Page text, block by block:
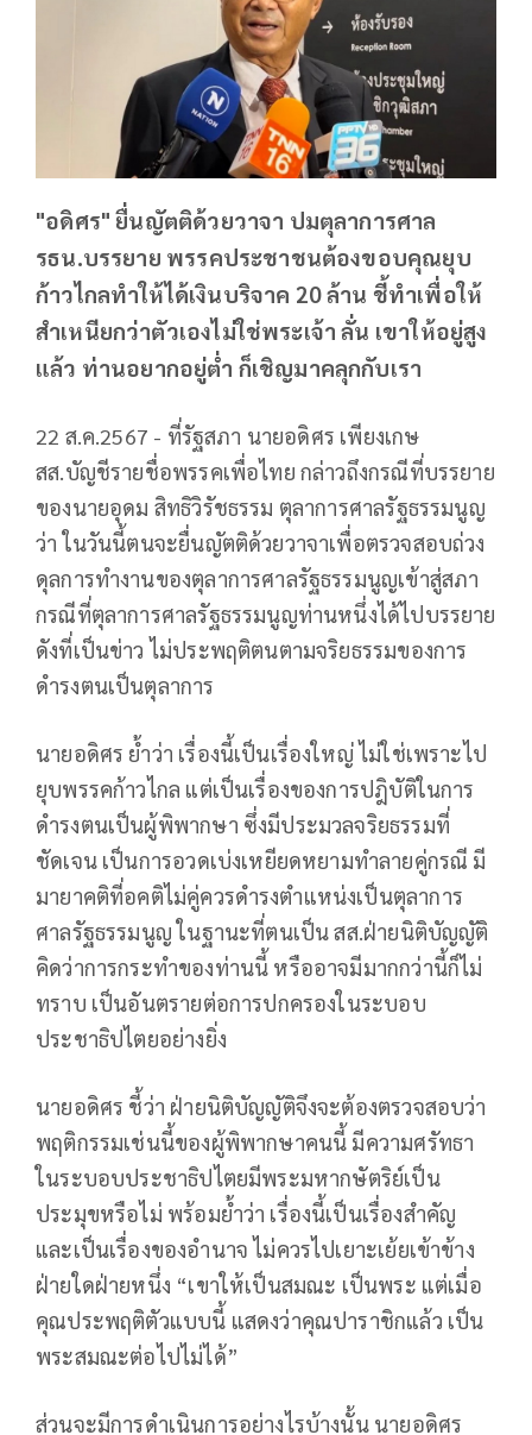
"อดิศร" ยื่นญัตติด้วยวาจา ปมตุลาการศาล
รธน.บรรยาย พรรคประชาชนต้องขอบคุณยุบ
ก้าวไกลทำให้ได้เงินบริจาค 20 ล้าน ชี้ทำเพื่อให้
สำเหนียกว่าตัวเองไม่ใช่พระเจ้า ลั่น เขาให้อยู่สูง
แล้ว ท่านอยากอยู่ต่ำ ก็เชิญมาคลุกกับเรา
22 ส.ค.2567 - ที่รัฐสภา นายอดิศร เพียงเกษ
สส.บัญชีรายชื่อพรรคเพื่อไทย กล่าวถึงกรณีที่บรรยาย
ของนายอุดม สิทธิวิรัชธรรม ตุลาการศาลรัฐธรรมนูญ
ว่า ในวันนี้ตนจะยื่นญัตติด้วยวาจาเพื่อตรวจสอบถ่วง
ดุลการทำงานของตุลาการศาลรัฐธรรมนูญเข้าสู่สภา
กรณีที่ตุลาการศาลรัฐธรรมนูญท่านหนึ่งได้ไปบรรยาย
ดังที่เป็นข่าว ไม่ประพฤติตนตามจริยธรรมของการ
ดำรงตนเป็นตุลาการ
นายอดิศร ย้ำว่า เรื่องนี้เป็นเรื่องใหญ่ ไม่ใช่เพราะไป
ยุบพรรคก้าวไกล แต่เป็นเรื่องของการปฎิบัติในการ
ดำรงตนเป็นผู้พิพากษา ซึ่งมีประมวลจริยธรรมที่
ชัดเจน เป็นการอวดเบ่งเหยียดหยามทำลายคู่กรณี มี
มายาคติที่อคติไม่คู่ควรดำรงตำแหน่งเป็นตุลาการ
ศาลรัฐธรรมนูญ ในฐานะที่ตนเป็น สส.ฝ่ายนิติบัญญัติ
คิดว่าการกระทำของท่านนี้ หรืออาจมีมากกว่านี้ก็ไม่
ทราบ เป็นอันตรายต่อการปกครองในระบอบ
ประชาธิปไตยอย่างยิ่ง
นายอดิศร ชี้ว่า ฝ่ายนิติบัญญัติจึงจะต้องตรวจสอบว่า
พฤติกรรมเช่นนี้ของผู้พิพากษาคนนี้ มีความศรัทธา
ในระบอบประชาธิปไตยมีพระมหากษัตริย์เป็น
ประมุขหรือไม่ พร้อมย้ำว่า เรื่องนี้เป็นเรื่องสำคัญ
และเป็นเรื่องของอำนาจ ไม่ควรไปเยาะเย้ยเข้าข้าง
ฝ่ายใดฝ่ายหนึ่ง “เขาให้เป็นสมณะ เป็นพระ แต่เมื่อ
คุณประพฤติตัวแบบนี้ แสดงว่าคุณปาราชิกแล้ว เป็น
พระสมณะต่อไปไม่ได้”
ส่วนจะมีการดำเนินการอย่างไรบ้างนั้น นายอดิศร